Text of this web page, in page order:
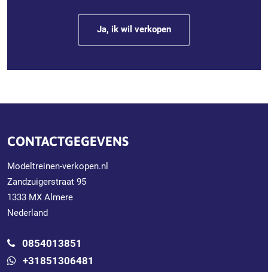
Ja, ik wil verkopen
CONTACTGEGEVENS
Modeltreinen-verkopen.nl
Zandzuigerstraat 95
1333 MX Almere
Nederland
0854013851
+31851306481